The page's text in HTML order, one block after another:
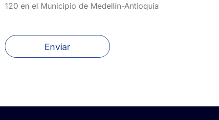
120 en el Municipio de Medellín-Antioquia
Enviar